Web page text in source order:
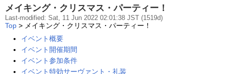
メイキング・クリスマス・パーティー！
Last-modified: Sat, 11 Jun 2022 02:01:38 JST (1519d)
Top > メイキング・クリスマス・パーティー！
イベント概要
イベント開催期間
イベント参加条件
イベント特効サーヴァント・礼装